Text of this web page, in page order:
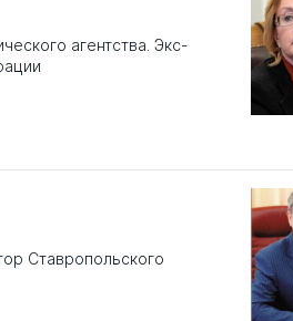
агентства. Экс-
Ставропольского